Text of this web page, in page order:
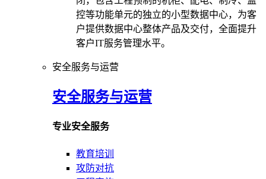
控等功能单元的独立的小型数据中心，为客
户提供数据中心整体产品及交付，全面提升
客户IT服务管理水平。
安全服务与运营
安全服务与运营
专业安全服务
教育培训
攻防对抗